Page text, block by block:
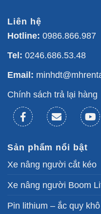
Liên hệ
Hotline: 0986.866.987
Tel: 0246.686.53.48
Email:
Chính sách trả lại hàng
Sản phẩm nổi bật
Xe nâng người cắt kéo
Xe nâng người Boom
Pin lithium – ắc quy khô